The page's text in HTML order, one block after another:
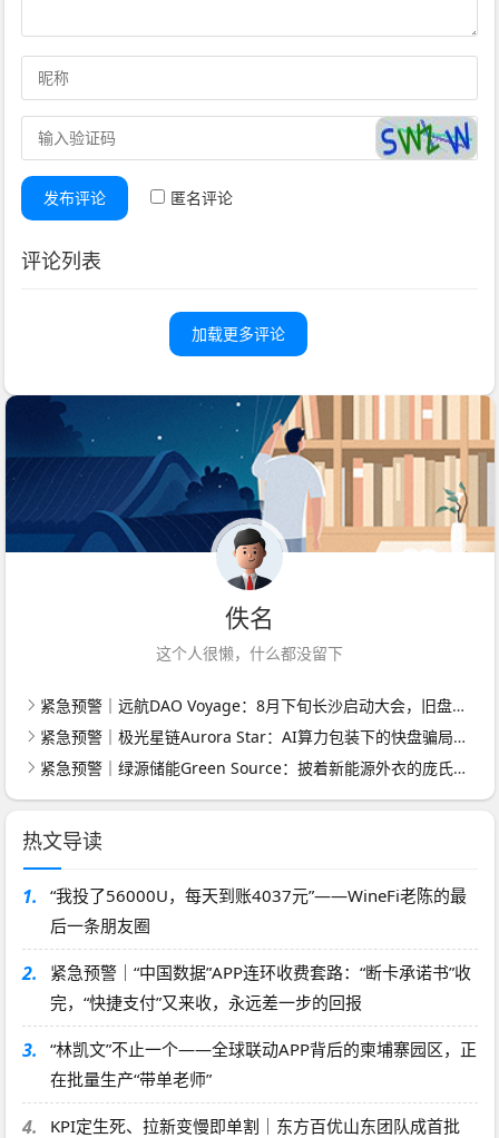
发布评论 匿名评论
评论列表
加载更多评论
佚名
这个人很懒，什么都没留下
紧急预警｜远航DAO Voyage：8月下旬长沙启动大会，旧盘团队平移，RWA+大宗商品包装——又是庞氏滚盘的老剧本
紧急预警｜极光星链Aurora Star：AI算力包装下的快盘骗局，认购即入坑
紧急预警｜绿源储能Green Source：披着新能源外衣的庞氏传销盘，8月千人大会就是收割信号
热文导读
1.
“我投了56000U，每天到账4037元”——WineFi老陈的最
后一条朋友圈
2.
紧急预警｜“中国数据”APP连环收费套路：“断卡承诺书”收
完，“快捷支付”又来收，永远差一步的回报
3.
“林凯文”不止一个——全球联动APP背后的柬埔寨园区，正
在批量生产“带单老师”
4.
KPI定生死、拉新变慢即单割｜东方百优山东团队成首批